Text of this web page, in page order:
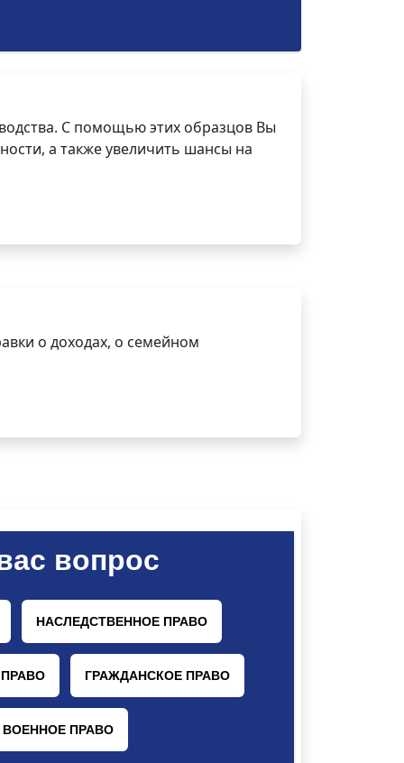
С помощью этих образцов Вы
а также увеличить шансы на
о доходах, о семейном